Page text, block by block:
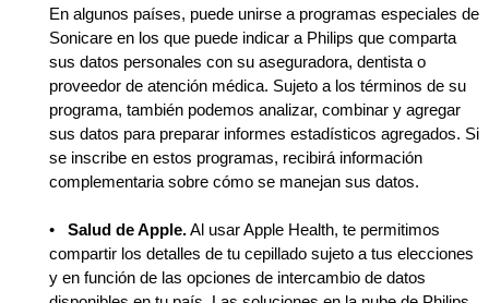
En algunos países, puede unirse a programas especiales de
Sonicare en los que puede indicar a Philips que comparta
sus datos personales con su aseguradora, dentista o
proveedor de atención médica. Sujeto a los términos de su
programa, también podemos analizar, combinar y agregar
sus datos para preparar informes estadísticos agregados. Si
se inscribe en estos programas, recibirá información
complementaria sobre cómo se manejan sus datos.
•Salud de Apple.Al usar Apple Health, te permitimos
compartir los detalles de tu cepillado sujeto a tus elecciones
y en función de las opciones de intercambio de datos